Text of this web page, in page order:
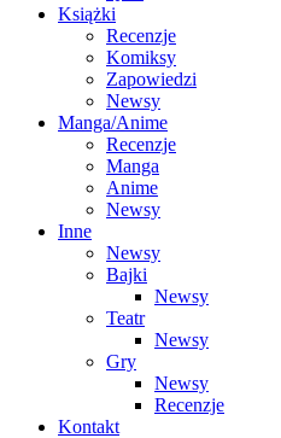
Książki
Recenzje
Komiksy
Zapowiedzi
Newsy
Manga/Anime
Recenzje
Manga
Anime
Newsy
Inne
Newsy
Bajki
Newsy
Teatr
Newsy
Gry
Newsy
Recenzje
Kontakt